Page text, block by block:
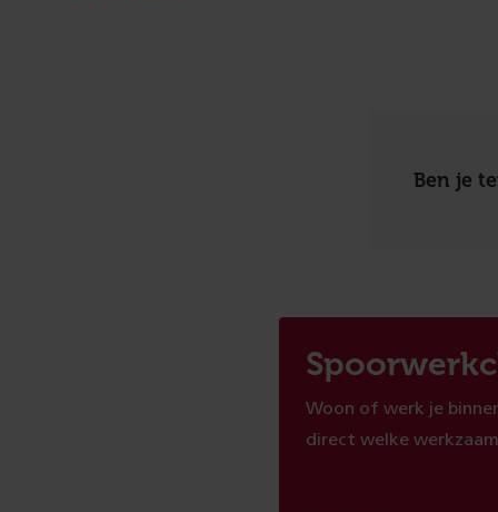
Ben je
Woon of werk je
direct welke